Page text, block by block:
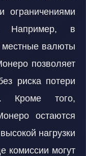
ограничениями
Например, в
местные валюты
позволяет
риска потери
Кроме того,
остаются
нагрузки
комиссии могут